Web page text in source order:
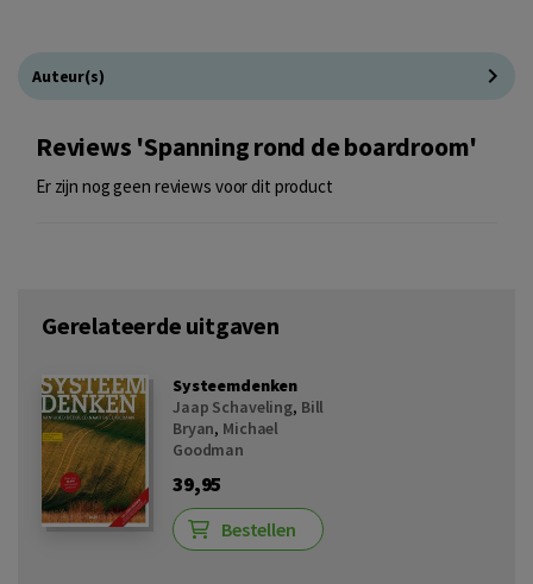
Auteur(s)
Reviews 'Spanning rond de boardroom'
Er zijn nog geen reviews voor dit product
Gerelateerde uitgaven
Systeemdenken
Jaap Schaveling, Bill
Bryan, Michael
Goodman
39,95
Bestellen